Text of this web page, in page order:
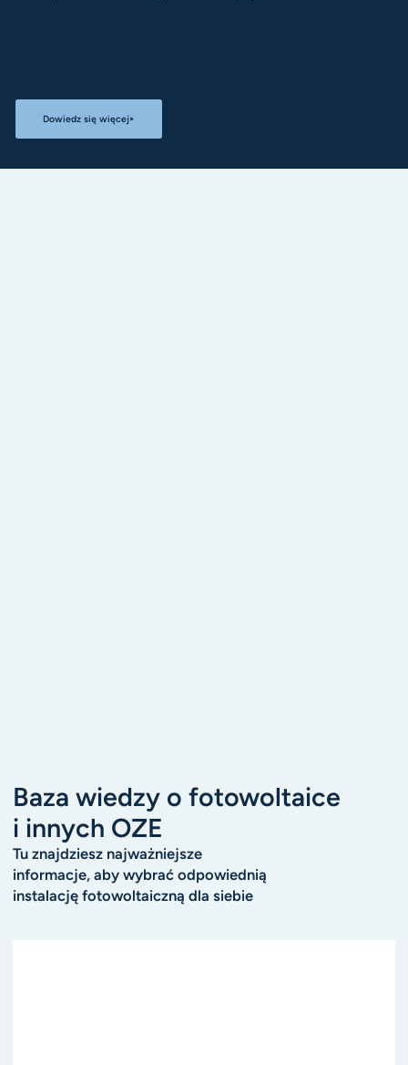
Dowiedz się więcej
Baza wiedzy o fotowoltaice
i innych OZE
Tu znajdziesz najważniejsze
informacje, aby wybrać odpowiednią
instalację fotowoltaiczną dla siebie